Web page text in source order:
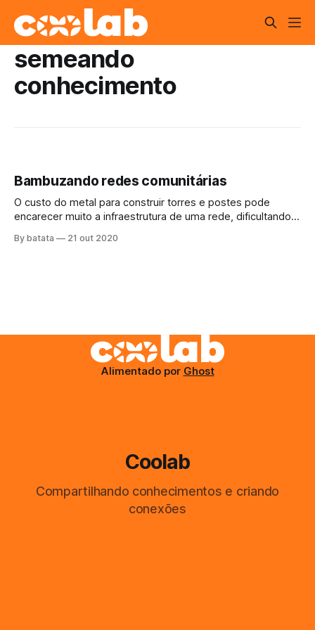
semeando
conhecimento
Bambuzando redes comunitárias
O custo do metal para construir torres e postes pode
encarecer muito a infraestrutura de uma rede, dificultando
chorar? Deixe o chororô de lado e vem junto nessa live
By batata 21 out 2020
Alimentado por Ghost
Coolab
Compartilhando conhecimentos e criando
conexões